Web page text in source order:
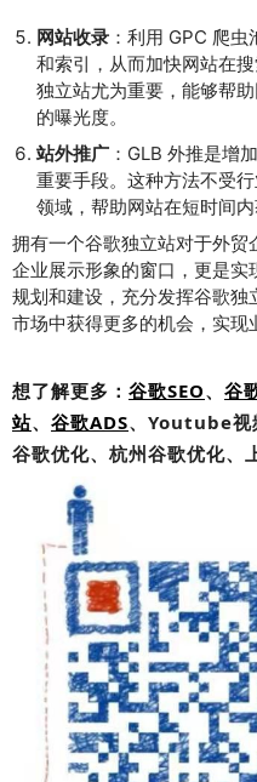
网站收录 ：利用 GPC 爬
和索引，从而加快网站在
独立站尤为重要，能够帮
的曝光度。
站外推广 ：GLB 外推是增
重要手段。这种方法不受
领域，帮助网站在短时间
拥有一个谷歌独立站对于外
企业展示形象的窗口，更是
规划和建设，充分发挥谷歌
市场中获得更多的机会，实现
想了解更多： 谷歌SEO、 谷
站、 谷歌ADS、Youtube视
谷歌优化、杭州谷歌优化、